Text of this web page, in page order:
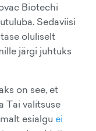
Biotechi
Sedaviisi
oluliselt
järgi juhtuks
on see, et
Tai valitsuse
esialgu ei